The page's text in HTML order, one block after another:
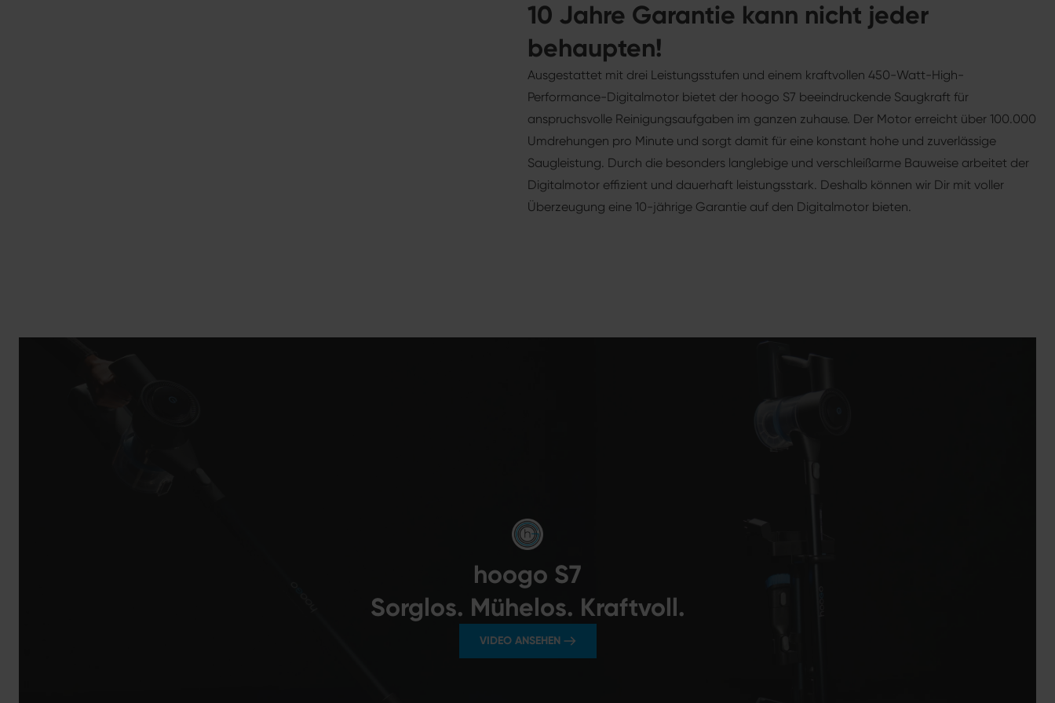
10 Jahre Garantie kann nicht jeder
behaupten!
Ausgestattet mit drei Leistungsstufen und einem kraftvollen 450-Watt-High-
Performance-Digitalmotor bietet der hoogo S7 beeindruckende Saugkraft für
anspruchsvolle Reinigungsaufgaben im ganzen zuhause. Der Motor erreicht über 100.000
Umdrehungen pro Minute und sorgt damit für eine konstant hohe und zuverlässige
Saugleistung. Durch die besonders langlebige und verschleißarme Bauweise arbeitet der
Digitalmotor effizient und dauerhaft leistungsstark. Deshalb können wir Dir mit voller
Überzeugung eine 10-jährige Garantie auf den Digitalmotor bieten.
hoogo S7
Sorglos. Mühelos. Kraftvoll.
VIDEO ANSEHEN